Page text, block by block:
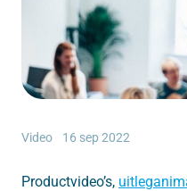
Video 16 sep 2022
Productvideo’s,